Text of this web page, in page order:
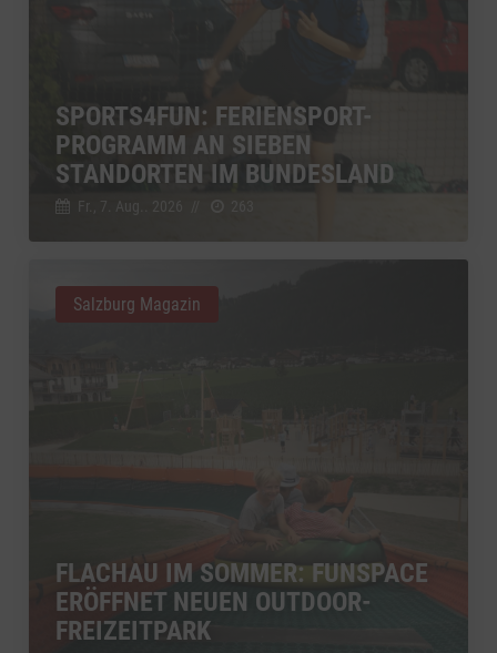
SPORTS4FUN: FERIENSPORT-
PROGRAMM AN SIEBEN
STANDORTEN IM BUNDESLAND
Fr., 7. Aug.. 2026 263
FLACHAU IM SOMMER: FUNSPACE
ERÖFFNET NEUEN OUTDOOR-
FREIZEITPARK
Salzburg Magazin